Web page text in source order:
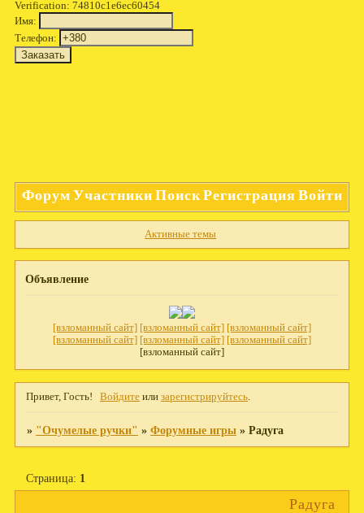
Verification: 74810c1e6ec60454
Имя:
Телефон:
Форум Участники ПоискРегистрация Войти
Активные темы
Объявление
[взломанный сайт] [взломанный сайт] [взломанный сайт]
[взломанный сайт] [взломанный сайт] [взломанный сайт]
[взломанный сайт]
Привет, Гость! Войдите илизарегистрируйтесь
» "Очумелые ручки" » Форумные игры » Радуга
Радуга
Страница: 1